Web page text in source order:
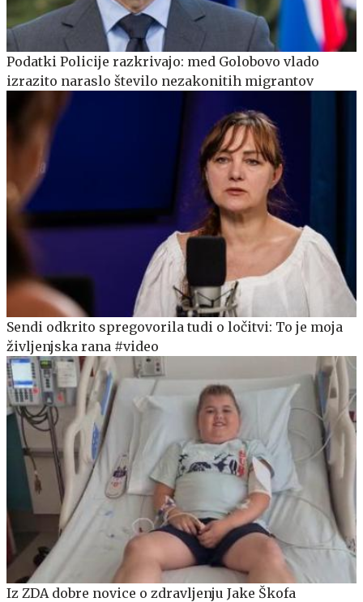
Podatki Policije razkrivajo: med Golobovo vlado
izrazito naraslo število nezakonitih migrantov
Sendi odkrito spregovorila tudi o ločitvi: To je moja
življenjska rana #video
Iz ZDA dobre novice o zdravljenju Jake Škofa